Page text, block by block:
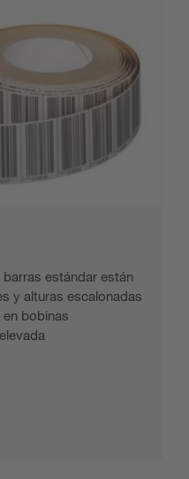
estándar están
y alturas escalonadas
bobinas